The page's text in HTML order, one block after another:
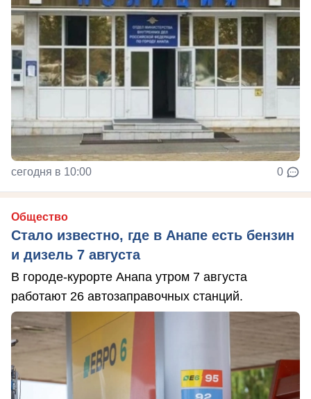
сегодня в 10:00 0
Общество
Стало известно, где в Анапе есть бензин
и дизель 7 августа
В городе-курорте Анапа утром 7 августа
работают 26 автозаправочных станций.